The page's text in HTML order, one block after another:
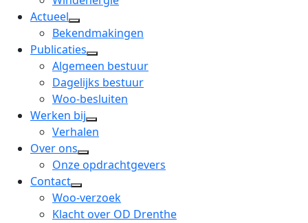
Actueel
open
dropdown
menu
Bekendmakingen
Publicaties
open
dropdown
menu
Algemeen bestuur
Dagelijks bestuur
Woo-besluiten
Werken bij
open
menu
Verhalen
Over ons
open
dropdown
menu
Onze opdrachtgevers
Contact
open
dropdown
Woo-verzoek
Klacht over OD Drenthe